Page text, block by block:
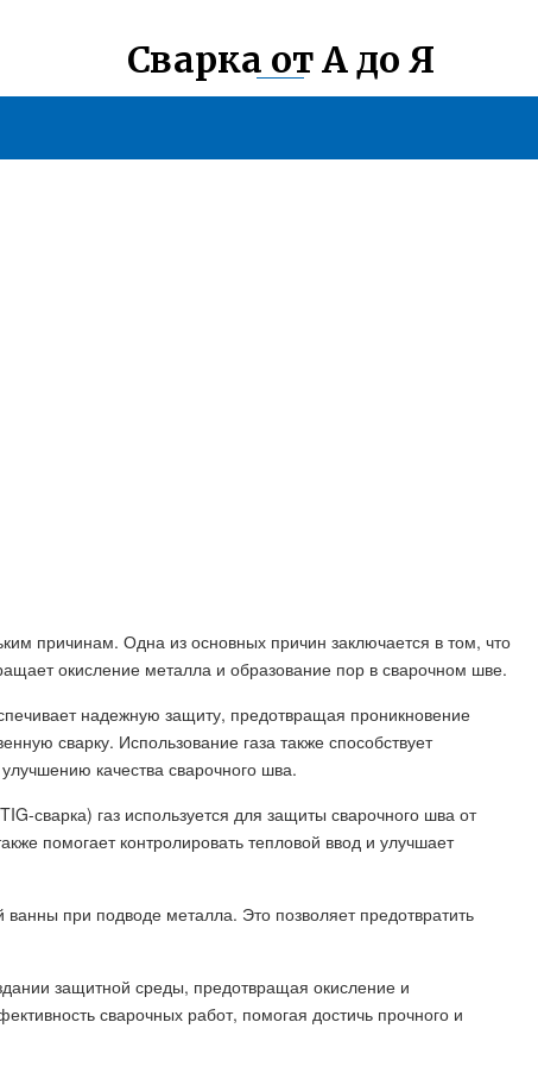
Сварка от А до Я
причинам. Одна из основных причин заключается в том, что
окисление металла и образование пор в сварочном шве.
надежную защиту, предотвращая проникновение
сварку. Использование газа также способствует
качества сварочного шва.
сварка) газ используется для защиты сварочного шва от
помогает контролировать тепловой ввод и улучшает
ванны при подводе металла. Это позволяет предотвратить
защитной среды, предотвращая окисление и
сварочных работ, помогая достичь прочного и